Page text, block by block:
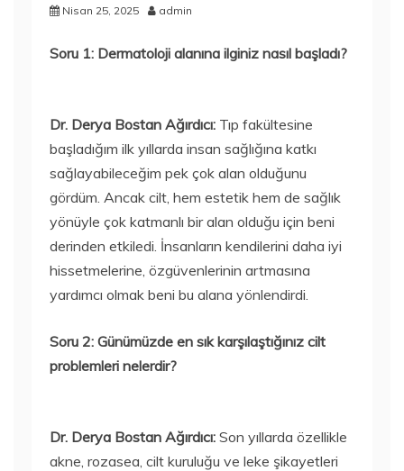
Nisan 25, 2025 admin
Soru 1: Dermatoloji alanına ilginiz nasıl başladı?
Dr. Derya Bostan Ağırdıcı: Tıp fakültesine
başladığım ilk yıllarda insan sağlığına katkı
sağlayabileceğim pek çok alan olduğunu
gördüm. Ancak cilt, hem estetik hem de sağlık
yönüyle çok katmanlı bir alan olduğu için beni
derinden etkiledi. İnsanların kendilerini daha iyi
hissetmelerine, özgüvenlerinin artmasına
yardımcı olmak beni bu alana yönlendirdi.
Soru 2: Günümüzde en sık karşılaştığınız cilt
problemleri nelerdir?
Dr. Derya Bostan Ağırdıcı: Son yıllarda özellikle
akne, rozasea, cilt kuruluğu ve leke şikayetleri